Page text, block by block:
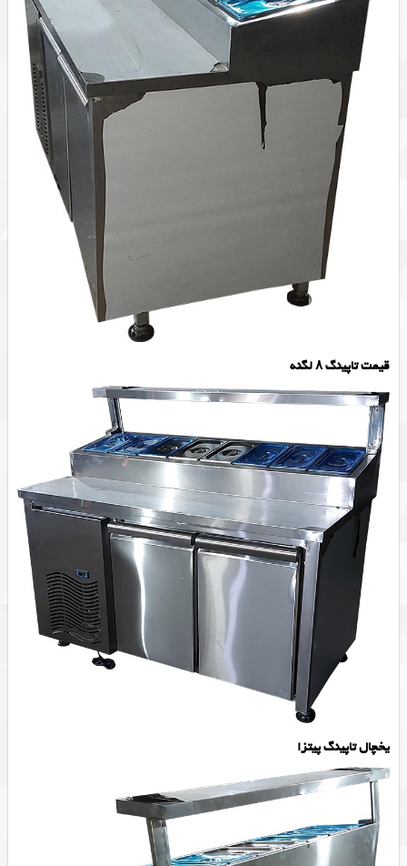
قیمت تاپینگ ۸ لگنه
یخچال تاپینگ پیتزا